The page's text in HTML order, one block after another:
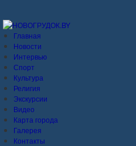
Главная
Новости
Интервью
Спорт
Культура
Религия
Экскурсии
Видео
Карта города
Галерея
Контакты